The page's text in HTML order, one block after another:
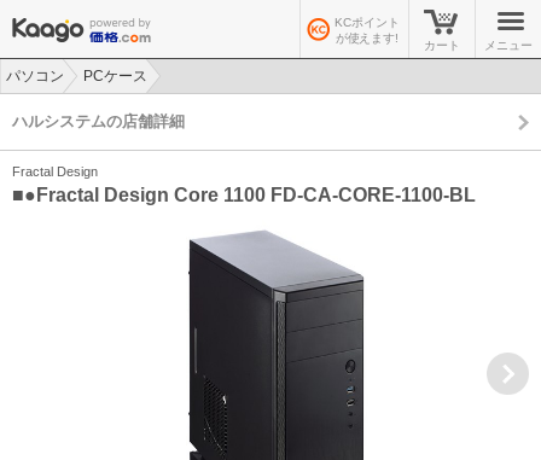
KCポイント
が使えます!
カート メニュー
パソコン
PCケース
ハルシステムの店舗詳細
Fractal Design
■●Fractal Design Core 1100 FD-CA-CORE-1100-BL